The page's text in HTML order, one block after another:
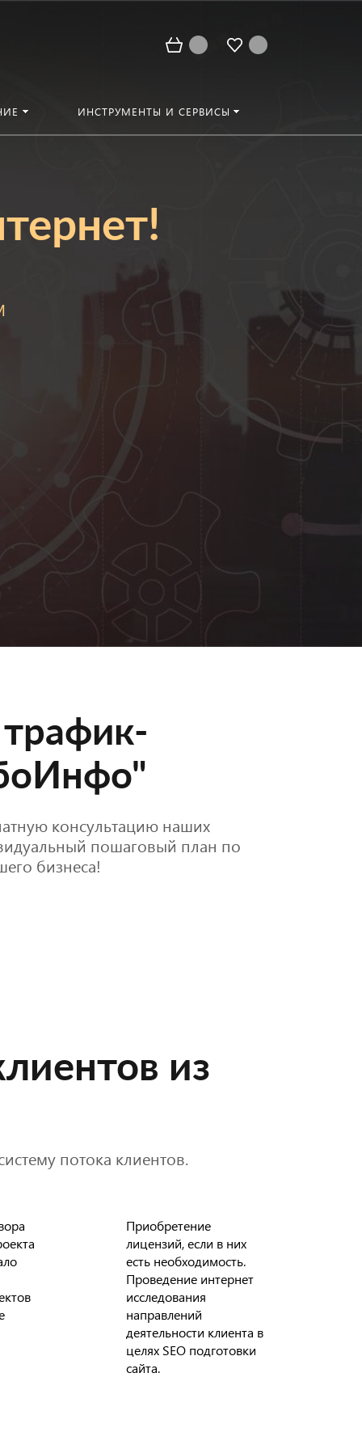
ИНСТРУМЕНТЫ И СЕРВИСЫ
консультацию наших
пошаговый план по
бизнеса!
из
потока клиентов.
Приобретение
лицензий, если в них
есть необходимость.
Проведение интернет
исследования
направлений
деятельности клиента в
целях SEO подготовки
сайта.